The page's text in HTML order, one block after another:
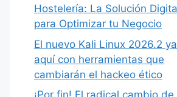
Hostelería: La Solución
para Optimizar tu Negocio
El nuevo Kali Linux 2026.2
aquí con herramientas que
cambiarán el hackeo ético
¡Por fin! El radical cambio de